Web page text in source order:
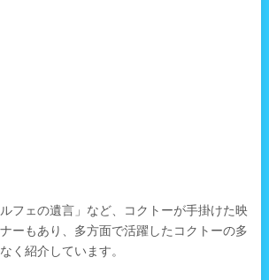
フェの遺言」など、コクトーが手掛けた映
ーもあり、多方面で活躍したコクトーの多
く紹介しています。